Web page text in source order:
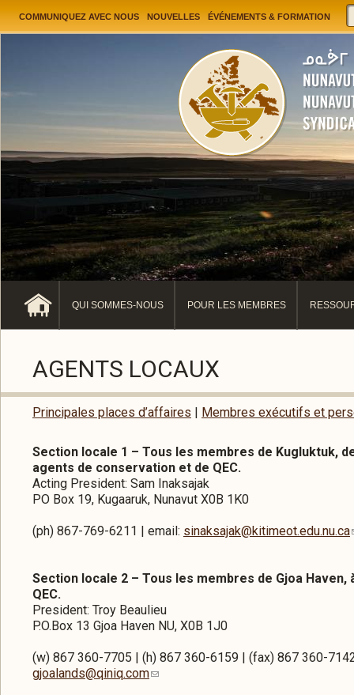
Jump to navigation
User menu
COMMUNIQUEZ AVEC NOUS NOUVELLES ÉVÉNEMENTS & FORMATION
QUI SOMMES-NOUS POUR LES MEMBRES
AGENTS LOCAUX
Principales places d’affaires | Membres exécutifs et
Section locale 1 – Tous les membres de Kugluktuk,
agents de conservation et de QEC.
Acting President: Sam Inaksajak
PO Box 19, Kugaaruk, Nunavut X0B 1K0
(ph) 867-769-6211 | email: sinaksajak@kitimeot.edu.nu.ca
Section locale 2 – Tous les membres de Gjoa
QEC.
President: Troy Beaulieu
P.O.Box 13 Gjoa Haven NU, X0B 1J0
(w) 867 360-7705 | (h) 867 360-6159 | (fax) 867 360-
gjoalands@qiniq.com